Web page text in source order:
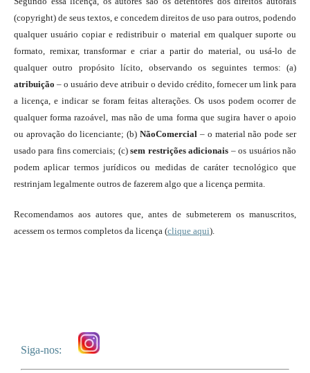
(copyright) de seus textos, e concedem direitos de uso para outros, podendo
qualquer usuário copiar e redistribuir o material em qualquer suporte ou
formato, remixar, transformar e criar a partir do material, ou usá-lo de
qualquer outro propósito lícito, observando os seguintes termos: (a)
atribuição – o usuário deve atribuir o devido crédito, fornecer um link para
a licença, e indicar se foram feitas alterações. Os usos podem ocorrer de
qualquer forma razoável, mas não de uma forma que sugira haver o apoio
ou aprovação do licenciante; (b)NãoComercial – o material não pode ser
usado para fins comerciais; (c)sem restrições adicionais – os usuários não
podem aplicar termos jurídicos ou medidas de caráter tecnológico que
restrinjam legalmente outros de fazerem algo que a licença permita.
Recomendamos aos autores que, antes de submeterem os manuscritos,
acessem os termos completos da licença (clique aqui).
Siga-nos: